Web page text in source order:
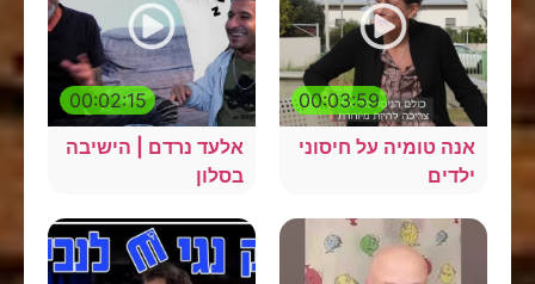
00:03:59
אנה טומיה על חיסוני
ילדים
00:02:15
אלעד נרדם | הישיבה
בסלון